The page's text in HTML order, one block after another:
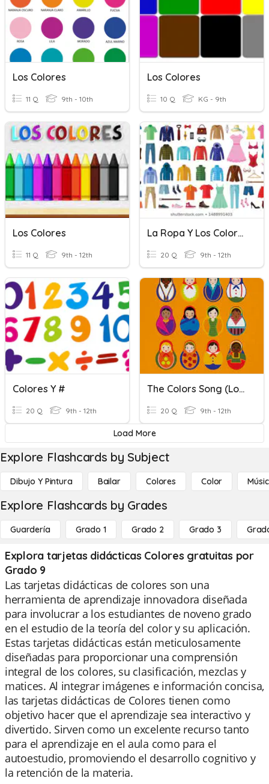
Los Colores
11 Q 9th - 10th
Los Colores
10 Q KG - 9th
Los Colores
11 Q 9th - 12th
La Ropa Y Los Colores
20 Q 9th - 12th
Colores Y #
20 Q 9th - 12th
The Colors Song (Los Colores)
20 Q 9th - 12th
Load More
Explore Flashcards by Subject
Dibujo Y Pintura Bailar Colores Color
Explore Flashcards by Grades
Guardería Grado 1 Grado 2 Grado 3
Explora tarjetas didácticas Colores gratuitas por
Grado 9
Las tarjetas didácticas de colores son una
herramienta de aprendizaje innovadora diseñada
para involucrar a los estudiantes de noveno grado
en el estudio de la teoría del color y su aplicación.
Estas tarjetas didácticas están meticulosamente
diseñadas para proporcionar una comprensión
integral de los colores, su clasificación, mezclas y
matices. Al integrar imágenes e información concisa,
las tarjetas didácticas de Colores tienen como
objetivo hacer que el aprendizaje sea interactivo y
divertido. Sirven como un excelente recurso tanto
para el aprendizaje en el aula como para el
autoestudio, promoviendo el desarrollo cognitivo y
la retención de la materia.